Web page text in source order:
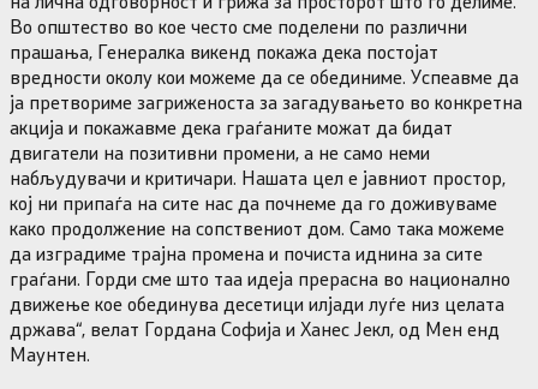
Во општество во кое често сме поделени по различни
прашања, Генералка викенд покажа дека постојат
вредности околу кои можеме да се обединиме. Успеавме да
ја претвориме загриженоста за загадувањето во конкретна
акција и покажавме дека граѓаните можат да бидат
двигатели на позитивни промени, а не само неми
набљудувачи и критичари. Нашата цел е јавниот простор,
кој ни припаѓа на сите нас да почнеме да го доживуваме
како продолжение на сопствениот дом. Само така можеме
да изградиме трајна промена и почиста иднина за сите
граѓани. Горди сме што таа идеја прерасна во национално
движење кое обединува десетици илјади луѓе низ целата
држава“, велат Гордана Софија и Ханес Јекл, од Мен енд
Маунтен.